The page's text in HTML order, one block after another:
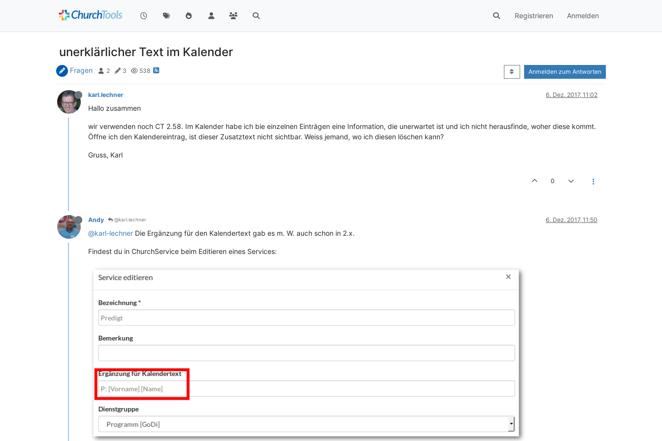
Registrieren Anmelden
unerklärlicher Text im Kalender
Fragen 2 3 538 Anmelden zum Antworten
karl.lechner 6. Dez. 2017, 11:02
Hallo zusammen
wir verwenden noch CT 2.58. Im Kalender habe ich bie einzelnen Einträgen eine Information, die unerwartet ist und ich nicht herausfinde, woher diese kommt.
Öffne ich den Kalendereintrag, ist dieser Zusatztext nicht sichtbar. Weiss jemand, wo ich diesen löschen kann?
Gruss, Karl
0
Andy @karl.lechner 6. Dez. 2017, 11:50
@karl-lechner Die Ergänzung für den Kalendertext gab es m. W. auch schon in 2.x.
Findest du in ChurchService beim Editieren eines Services: